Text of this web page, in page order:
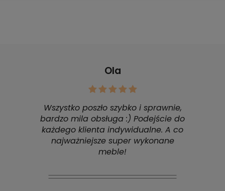
Ola
Wszystko poszło szybko i sprawnie,
bardzo mila obsługa :) Podejście do
każdego klienta indywidualne. A co
najważniejsze super wykonane
meble!